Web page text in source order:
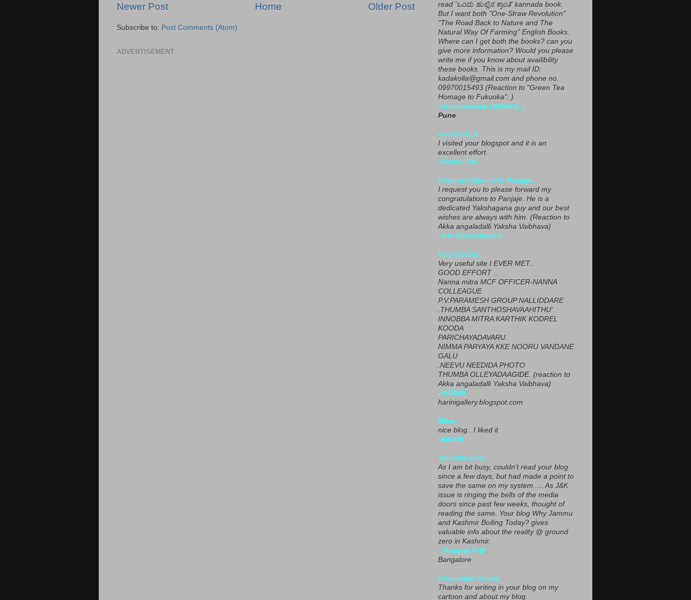
Newer Post Older Post
Home
Subscribe to: Post Comments (Atom)
ADVERTISEMENT
read 'ಒಂದು ಹುಲ್ಲಿನ ಕ್ರಾಂತಿ' kannada book.
But I want both "One-Straw Revolution"
"The Road Back to Nature and The
Natural Way Of Farming" English Books.
Where can I get both the books? can you
give more information? Would you please
write me if you know about availibility
these books. This is my mail ID:
kadakolla@gmail.com and phone no.
09970015493 (Reaction to "Green Tea
Homage to Fukuoka": )
-Kumarswamy (ಕುಕೂಊ..)
Pune
excellent..1
I visited your blogspot and it is an
excellent effort.
-Mohan Pai
Congratulations to Panjaje..
I request you to please forward my
congratulations to Panjaje. He is a
dedicated Yakshagana guy and our best
wishes are always with him. (Reaction to
Akka angaladalli Yaksha Vaibhava)
-S.R.Vijayashankar
Very Useful..
Very useful site I EVER MET..
GOOD EFFORT ..
Nanna mitra MCF OFFICER-NANNA
COLLEAGUE
P.V.PARAMESH GROUP NALLIDDARE
.THUMBA SANTHOSHAVAAHITHU'
INNOBBA MITRA KARTHIK KODREL
KOODA
PARICHAYADAVARU.
NIMMA PARYAYA KKE NOORU VANDANE
GALU
.NEEVU NEEDIDA PHOTO
THUMBA OLLEYADAAGIDE. (reaction to
Akka angaladalli Yaksha Vaibhava)
-HARINI
harinigallery.blogspot.com
Nice..
nice blog.. I liked it
-Amrith
Valuable Info..
As I am bit busy, couldn’t read your blog
since a few days, but had made a point to
save the same on my system..... As J&K
issue is ringing the bells of the media
doors since past few weeks, thought of
reading the same. Your blog Why Jammu
and Kashmir Boiling Today? gives
valuable info about the reality @ ground
zero in Kashmir.
- Vinayak G M,
Bangalore
Consumer Issues..
Thanks for writing in your blog on my
cartoon and about my blog.